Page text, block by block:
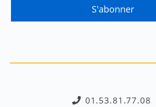
01.53.81.77.08